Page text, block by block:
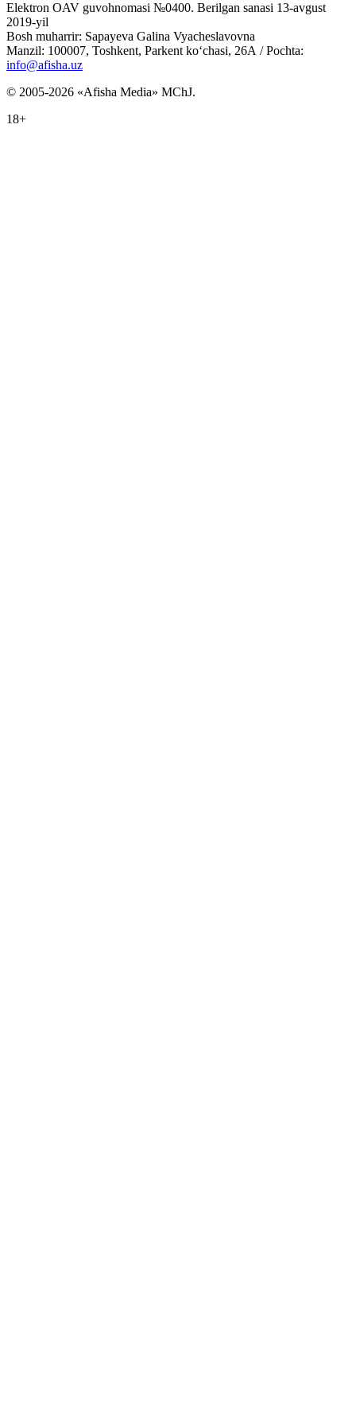
Elektron OAV guvohnomasi №0400. Berilgan sanasi 13-avgust
2019-yil
Bosh muharrir: Sapayeva Galina Vyacheslavovna
Manzil: 100007, Toshkent, Parkent ko‘chasi, 26А / Pochta:
info@afisha.uz
© 2005-2026 «Afisha Media» MChJ.
18+